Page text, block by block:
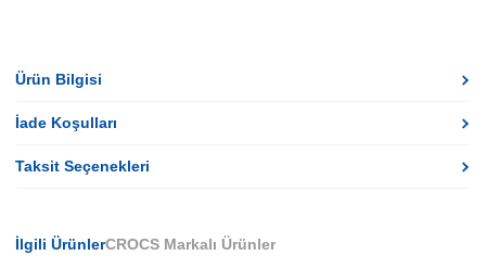
Ürün Bilgisi
İade Koşulları
Taksit Seçenekleri
İlgili ÜrünlerCROCS Markalı Ürünler